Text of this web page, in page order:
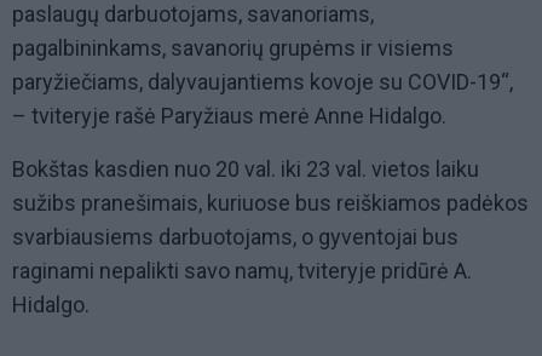
paslaugų darbuotojams, savanoriams,
pagalbininkams, savanorių grupėms ir visiems
paryžiečiams, dalyvaujantiems kovoje su COVID-19“,
– tviteryje rašė Paryžiaus merė Anne Hidalgo.
Bokštas kasdien nuo 20 val. iki 23 val. vietos laiku
sužibs pranešimais, kuriuose bus reiškiamos padėkos
svarbiausiems darbuotojams, o gyventojai bus
raginami nepalikti savo namų, tviteryje pridūrė A.
Hidalgo.